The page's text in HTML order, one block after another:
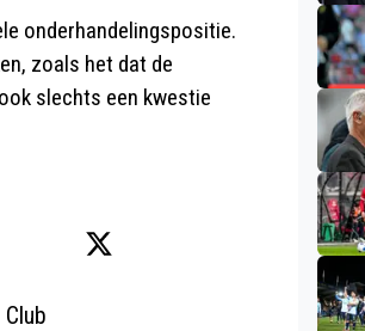
onderhandelingspositie.
zoals het dat de
slechts een kwestie